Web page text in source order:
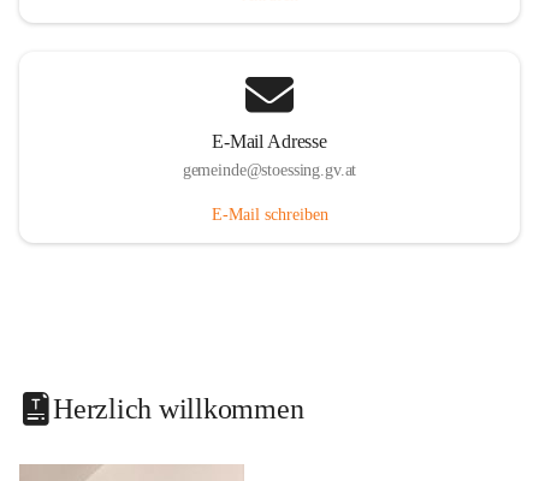
E-Mail Adresse
gemeinde@stoessing.gv.at
E-Mail schreiben
Herzlich willkommen